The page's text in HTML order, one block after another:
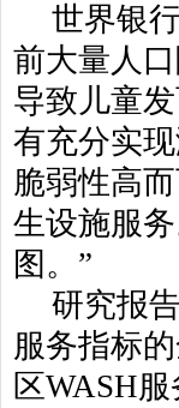
世界银
前大量人
导致儿童
有充分实
脆弱性高
生设施服
图。”
研究报
服务指标
区WASH